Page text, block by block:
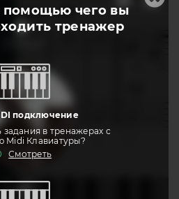
помощью чего вы
тренажер
подключение
задания в тренажерах с
Midi Клавиатуры?
Смотреть